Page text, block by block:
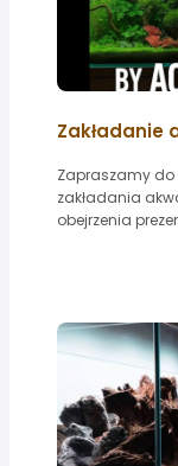
Zakładanie
Zapraszamy do
zakładania
obejrzenia